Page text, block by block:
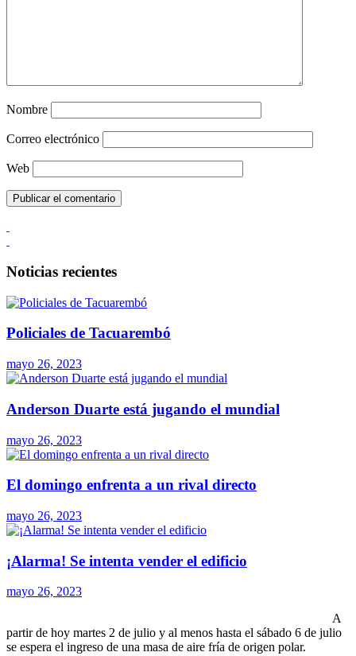
Nombre
Correo electrónico
Web
Noticias recientes
Policiales de Tacuarembó
mayo 26, 2023
Anderson Duarte está jugando el mundial
mayo 26, 2023
El domingo enfrenta a un rival directo
mayo 26, 2023
¡Alarma! Se intenta vender el edificio
mayo 26, 2023
A
partir de hoy martes 2 de julio y al menos hasta el sábado 6 de julio
se espera el ingreso de una masa de aire fría de origen polar.